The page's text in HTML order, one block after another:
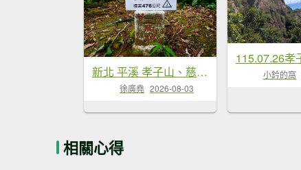
新北 平溪 孝子山、慈母峰、普陀山、中央尖、臭頭山
徐廣堯 2026-08-03
小鈐的窩
相關心得